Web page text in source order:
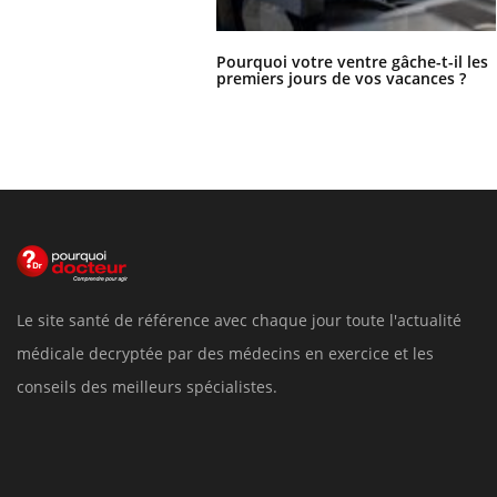
Pourquoi votre ventre gâche-t-il les
premiers jours de vos vacances ?
Le site santé de référence avec chaque jour toute l'actualité
médicale decryptée par des médecins en exercice et les
conseils des meilleurs spécialistes.